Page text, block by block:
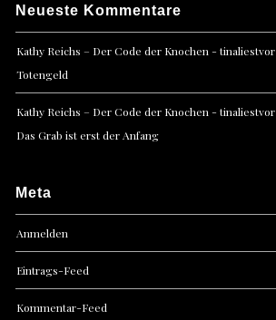
Neueste Kommentare
Kathy Reichs – Der Code der Knochen - tinaliestvor
Totengeld
Kathy Reichs – Der Code der Knochen - tinaliestvor
Das Grab ist erst der Anfang
Meta
Anmelden
Eintrags-Feed
Kommentar-Feed